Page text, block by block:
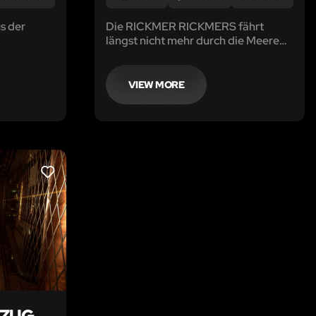
der
eines
Die RICKMER RICKMERS fährt
längst nicht mehr durch die Meere
VIEW MORE
LIKE